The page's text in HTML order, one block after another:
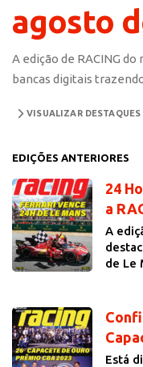
agosto
A edição de RACING
bancas digitais
VISUALIZAR DESTAQUES
EDIÇÕES ANTERIORES
24
a
A
de Le
Está